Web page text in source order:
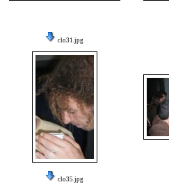
clo31.jpg
clo35.jpg